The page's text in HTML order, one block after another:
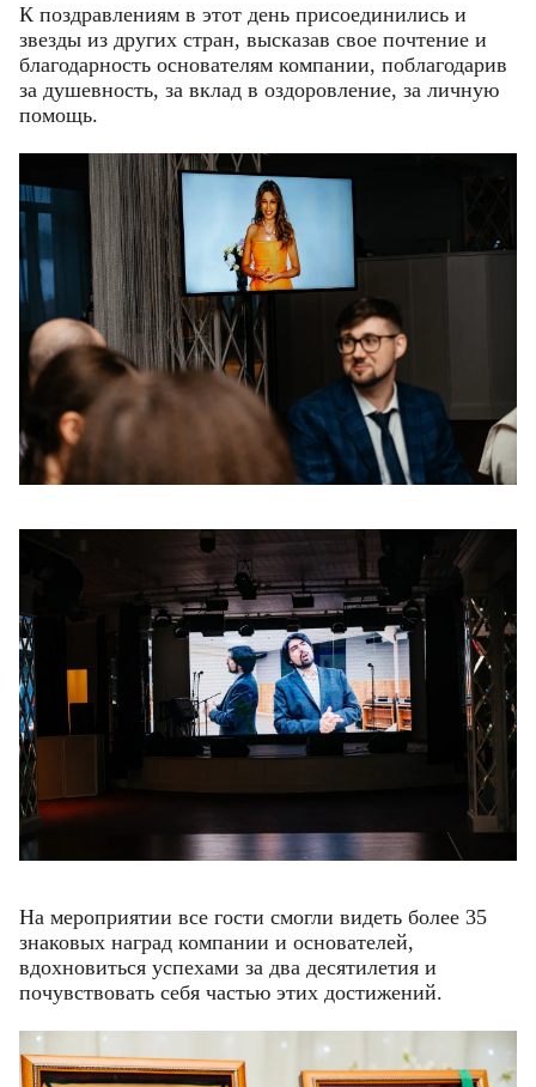
К поздравлениям в этот день присоединились и
звезды из других стран, высказав свое почтение и
благодарность основателям компании, поблагодарив
за душевность, за вклад в оздоровление, за личную
помощь.
На мероприятии все гости смогли видеть более 35
знаковых наград компании и основателей,
вдохновиться успехами за два десятилетия и
почувствовать себя частью этих достижений.